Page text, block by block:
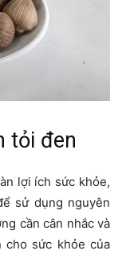
tỏi đen
lợi ích sức khỏe,
sử dụng nguyên
cần cân nhắc và
cho sức khỏe của